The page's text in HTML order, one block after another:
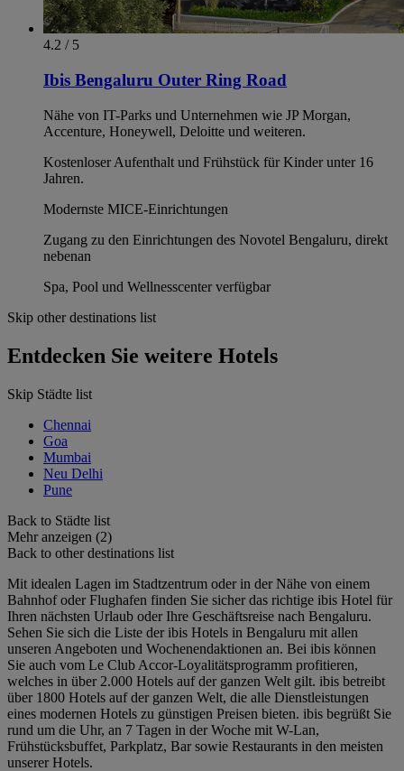
4.2 / 5
Ibis Bengaluru Outer Ring Road
Nähe von IT-Parks und Unternehmen wie JP Morgan,
Accenture, Honeywell, Deloitte und weiteren.
Kostenloser Aufenthalt und Frühstück für Kinder unter 16
Jahren.
Modernste MICE-Einrichtungen
Zugang zu den Einrichtungen des Novotel Bengaluru, direkt
nebenan
Spa, Pool und Wellnesscenter verfügbar
Skip other destinations list
Entdecken Sie weitere Hotels
Skip Städte list
Chennai
Goa
Mumbai
Neu Delhi
Pune
Back to Städte list
Mehr anzeigen (2)
Back to other destinations list
Mit idealen Lagen im Stadtzentrum oder in der Nähe von einem
Bahnhof oder Flughafen finden Sie sicher das richtige ibis Hotel für
Ihren nächsten Urlaub oder Ihre Geschäftsreise nach Bengaluru.
Sehen Sie sich die Liste der ibis Hotels in Bengaluru mit allen
unseren Angeboten und Wochenendaktionen an. Bei ibis können
Sie auch vom Le Club Accor-Loyalitätsprogramm profitieren,
welches in über 2.000 Hotels auf der ganzen Welt gilt. ibis betreibt
über 1800 Hotels auf der ganzen Welt, die alle Dienstleistungen
eines modernen Hotels zu günstigen Preisen bieten. ibis begrüßt Sie
rund um die Uhr, an 7 Tagen in der Woche mit W-Lan,
Frühstücksbuffet, Parkplatz, Bar sowie Restaurants in den meisten
unserer Hotels.